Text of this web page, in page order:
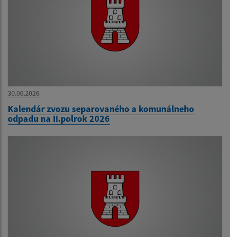
30.06.2026
Kalendár zvozu separovaného a komunálneho
odpadu na II.polrok 2026